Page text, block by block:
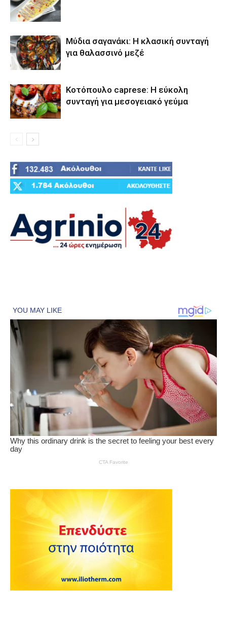
Μύδια σαγανάκι: Η κλασική συνταγή
για θαλασσινό μεζέ
Κοτόπουλο caprese: Η εύκολη
συνταγή για μεσογειακό γεύμα